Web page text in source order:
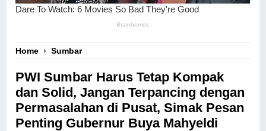
Home ›Sumbar
PWI Sumbar Harus Tetap Kompak
dan Solid, Jangan Terpancing dengan
Permasalahan di Pusat, Simak Pesan
Penting Gubernur Buya Mahyeldi